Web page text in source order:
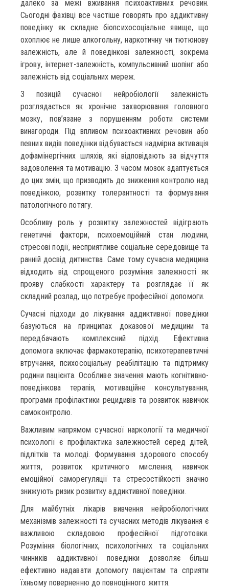
далеко за межі вживання психоактивних речовин.
Сьогодні фахівці все частіше говорять про аддиктивну
поведінку як складне біопсихосоціальне явище, що
охоплює не лише алкогольну, наркотичну чи тютюнову
залежність, але й поведінкові залежності, зокрема
ігрову, інтернет-залежність, компульсивний шопінг або
залежність від соціальних мереж.
З позицій сучасної нейробіології залежність
розглядається як хронічне захворювання головного
мозку, пов’язане з порушенням роботи системи
винагороди. Під впливом психоактивних речовин або
певних видів поведінки відбувається надмірна активація
дофамінергічних шляхів, які відповідають за відчуття
задоволення та мотивацію. З часом мозок адаптується
до цих змін, що призводить до зниження контролю над
поведінкою, розвитку толерантності та формування
патологічного потягу.
Особливу роль у розвитку залежностей відіграють
генетичні фактори, психоемоційний стан людини,
стресові події, несприятливе соціальне середовище та
ранній досвід дитинства. Саме тому сучасна медицина
відходить від спрощеного розуміння залежності як
прояву слабкості характеру та розглядає її як
складний розлад, що потребує професійної допомоги.
Сучасні підходи до лікування аддиктивної поведінки
базуються на принципах доказової медицини та
передбачають комплексний підхід. Ефективна
допомога включає фармакотерапію, психотерапевтичні
втручання, психосоціальну реабілітацію та підтримку
родини пацієнта. Особливе значення мають когнітивно-
поведінкова терапія, мотиваційне консультування,
програми профілактики рецидивів та розвиток навичок
самоконтролю.
Важливим напрямом сучасної наркології та медичної
психології є профілактика залежностей серед дітей,
підлітків та молоді. Формування здорового способу
життя, розвиток критичного мислення, навичок
емоційної саморегуляції та стресостійкості значно
знижують ризик розвитку аддиктивної поведінки.
Для майбутніх лікарів вивчення нейробіологічних
механізмів залежності та сучасних методів лікування є
важливою складовою професійної підготовки.
Розуміння біологічних, психологічних та соціальних
чинників аддиктивної поведінки дозволяє більш
ефективно надавати допомогу пацієнтам та сприяти
їхньому поверненню до повноцінного життя.